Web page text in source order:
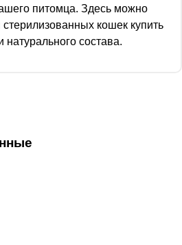
питомца. Здесь можно
кошек купить
натурального состава.